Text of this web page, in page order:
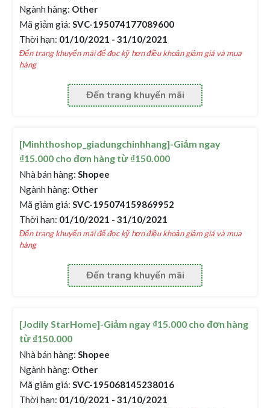
Ngành hàng: Other
Mã giảm giá: SVC-195074177089600
Thời hạn: 01/10/2021 - 31/10/2021
Đến trang khuyến mãi để đọc kỹ hơn điều khoản giảm giá và mua
hàng
Đến trang khuyến mãi
[Minhthoshop_giadungchinhhang]-Giảm ngay
₫15.000 cho đơn hàng từ ₫150.000
Nhà bán hàng: Shopee
Ngành hàng: Other
Mã giảm giá: SVC-195074159869952
Thời hạn: 01/10/2021 - 31/10/2021
Đến trang khuyến mãi để đọc kỹ hơn điều khoản giảm giá và mua
hàng
Đến trang khuyến mãi
[Jodily StarHome]-Giảm ngay ₫15.000 cho đơn hàng
từ ₫150.000
Nhà bán hàng: Shopee
Ngành hàng: Other
Mã giảm giá: SVC-195068145238016
Thời hạn: 01/10/2021 - 31/10/2021